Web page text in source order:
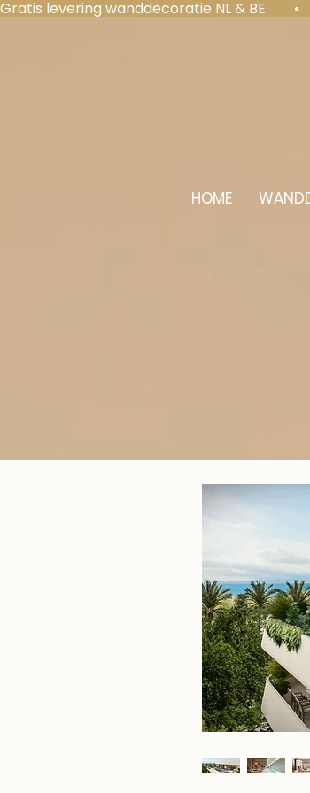
Gratis levering wanddecoratie NL & BE
HOME